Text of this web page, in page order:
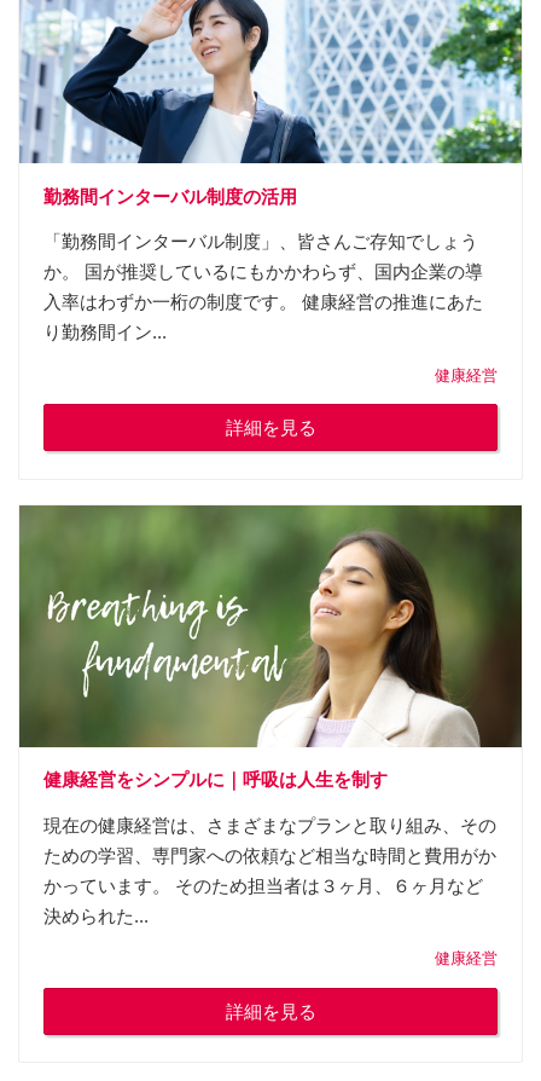
勤務間インターバル制度の活用
「勤務間インターバル制度」、皆さんご存知でしょう
か。 国が推奨しているにもかかわらず、国内企業の導
入率はわずか一桁の制度です。 健康経営の推進にあた
り勤務間イン...
健康経営
詳細を見る
健康経営をシンプルに｜呼吸は人生を制す
現在の健康経営は、さまざまなプランと取り組み、その
ための学習、専門家への依頼など相当な時間と費用がか
かっています。 そのため担当者は３ヶ月、６ヶ月など
決められた...
健康経営
詳細を見る